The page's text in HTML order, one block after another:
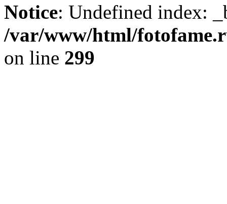
Notice: Undefined index:
/var/www/html/
on line 299